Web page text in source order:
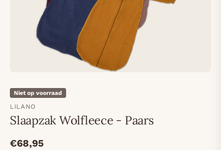
Niet op voorraad
LILANO
Slaapzak Wolfleece - Paars
€68,95